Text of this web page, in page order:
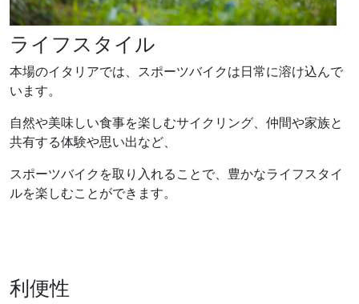
ライフスタイル
本場のイタリアでは、スポーツバイクは日常に溶け込んで
います。
自然や美味しい食事を楽しむサイクリング、仲間や家族と
共有する体験や思い出など、
スポーツバイクを取り入れることで、豊かなライフスタイ
ルを楽しむことができます。
利便性